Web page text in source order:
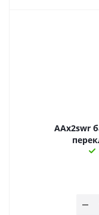
AAx2swr батарейный отсек AA: 2х1 с